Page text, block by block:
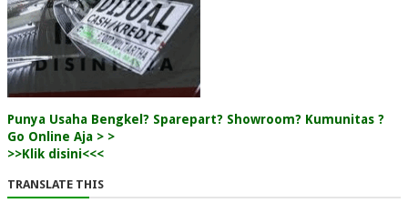
Punya Usaha Bengkel? Sparepart? Showroom? Kumunitas ?
Go Online Aja > >
>>Klik disini<<<
TRANSLATE THIS